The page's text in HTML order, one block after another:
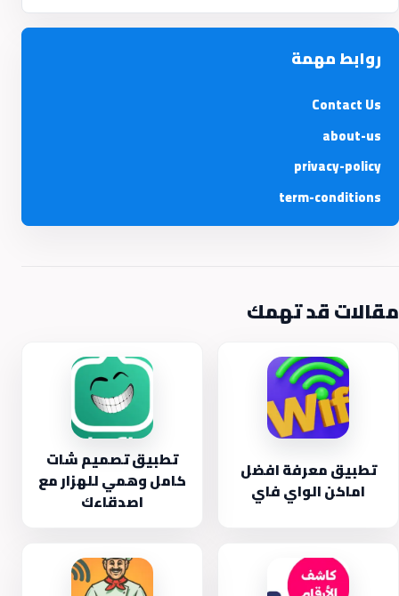
روابط مهمة
Contact Us
about-us
privacy-policy
term-conditions
مقالات قد تهمك
تطبيق معرفة افضل
اماكن الواي فاي
تطبيق تصميم شات
كامل وهمي للهزار مع
اصدقاءك